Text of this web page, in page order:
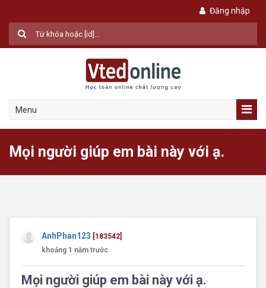
Đăng nhập
Menu
Mọi người giúp em bài này với ạ.
AnhPhan123
[183542]
khoảng 1 năm trước
Mọi người giúp em bài này với ạ.